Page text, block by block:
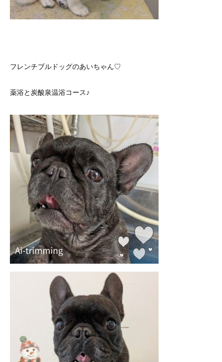
フレンチブルドッグのあいちゃん♡
薬浴と炭酸泉温浴コース♪